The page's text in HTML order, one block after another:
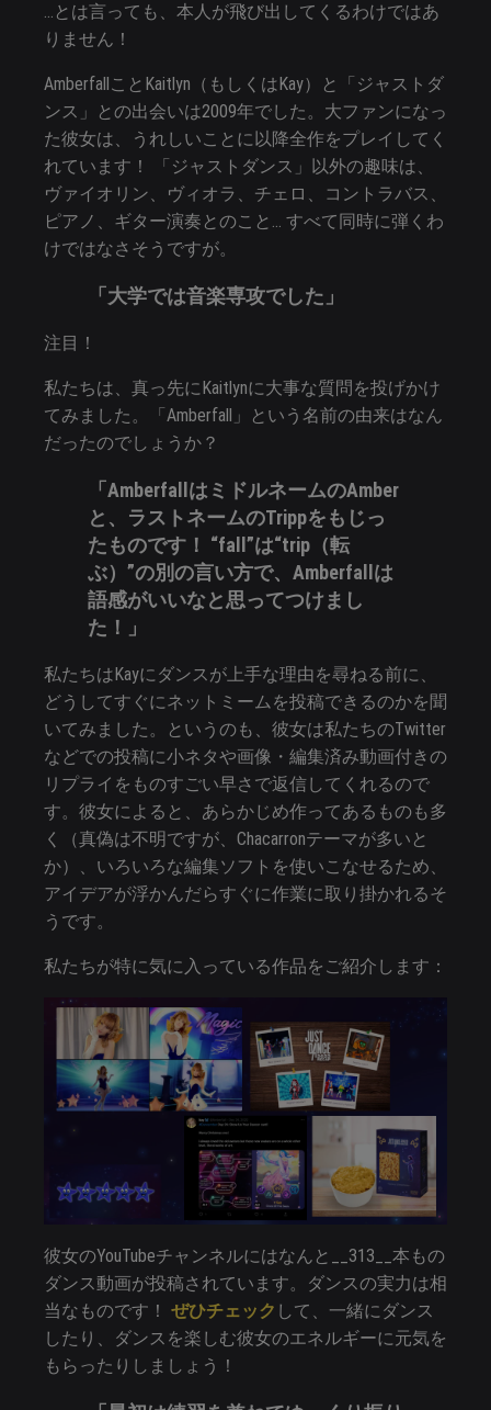
…とは言っても、本人が飛び出してくるわけではあ
りません！
AmberfallことKaitlyn（もしくはKay）と「ジャストダ
ンス」との出会いは2009年でした。大ファンになっ
た彼女は、うれしいことに以降全作をプレイしてく
れています！ 「ジャストダンス」以外の趣味は、
ヴァイオリン、ヴィオラ、チェロ、コントラバス、
ピアノ、ギター演奏とのこと… すべて同時に弾くわ
けではなさそうですが。
「大学では音楽専攻でした」
注目！
私たちは、真っ先にKaitlynに大事な質問を投げかけ
てみました。「Amberfall」という名前の由来はなん
だったのでしょうか？
「AmberfallはミドルネームのAmber
と、ラストネームのTrippをもじっ
たものです！ “fall”は“trip（転
ぶ）”の別の言い方で、Amberfallは
語感がいいなと思ってつけまし
た！」
私たちはKayにダンスが上手な理由を尋ねる前に、
どうしてすぐにネットミームを投稿できるのかを聞
いてみました。というのも、彼女は私たちのTwitter
などでの投稿に小ネタや画像・編集済み動画付きの
リプライをものすごい早さで返信してくれるので
す。彼女によると、あらかじめ作ってあるものも多
く（真偽は不明ですが、Chacarronテーマが多いと
か）、いろいろな編集ソフトを使いこなせるため、
アイデアが浮かんだらすぐに作業に取り掛かれるそ
うです。
私たちが特に気に入っている作品をご紹介します：
彼女のYouTubeチャンネルにはなんと__313__本もの
ダンス動画が投稿されています。ダンスの実力は相
当なものです！ ぜひチェック して、一緒にダンス
したり、ダンスを楽しむ彼女のエネルギーに元気を
もらったりしましょう！